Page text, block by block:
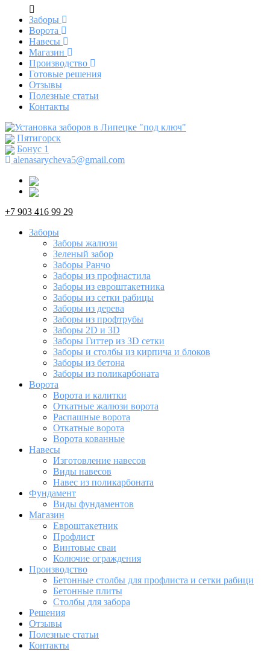
Заборы
Ворота
Навесы
Магазин
Производство
Готовые решения
Отзывы
Полезные статьи
Контакты
Пятигорск
Бонус 1
alenasarycheva5@gmail.com
+7 903 416 99 29
Заборы
Заборы жалюзи
Зеленый забор
Заборы Ранчо
Заборы из профнастила
Заборы из евроштакетника
Заборы из сетки рабицы
Заборы из дерева
Заборы из профтрубы
Заборы 2D и 3D
Заборы Гиттер из 3D сетки
Заборы и столбы из кирпича и блоков
Заборы из бетона
Заборы из поликарбоната
Ворота
Ворота и калитки
Откатные жалюзи ворота
Распашные ворота
Откатные ворота
Ворота кованные
Навесы
Изготовление навесов
Виды навесов
Навес из поликарбоната
Фундамент
Виды фундаментов
Магазин
Евроштакетник
Профлист
Винтовые сваи
Колючие ограждения
Производство
Бетонные столбы для профлиста и сетки рабици
Бетонные плиты
Столбы для забора
Решения
Отзывы
Полезные статьи
Контакты